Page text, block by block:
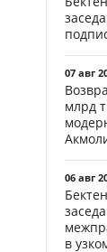
07 авг
млрд
06 авг
в